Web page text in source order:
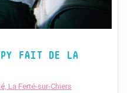
FAIT DE LA
La Ferté-sur-Chiers